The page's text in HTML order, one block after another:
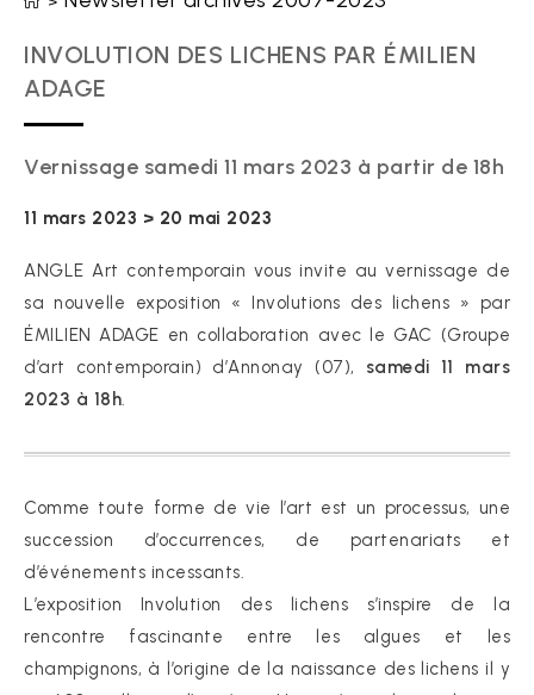
INVOLUTION DES LICHENS PAR ÉMILIEN
ADAGE
Vernissage samedi 11 mars 2023 à partir de 18h
11 mars 2023 > 20 mai 2023
ANGLE Art contemporain vous invite au vernissage de
sa nouvelle exposition « Involutions des lichens » par
ÉMILIEN ADAGE en collaboration avec le GAC (Groupe
d’art contemporain) d’Annonay (07), samedi 11 mars
2023 à 18h.
Comme toute forme de vie l’art est un processus, une
succession d’occurrences, de partenariats et
d’événements incessants.
L’exposition Involution des lichens s’inspire de la
rencontre fascinante entre les algues et les
champignons, à l’origine de la naissance des lichens il y